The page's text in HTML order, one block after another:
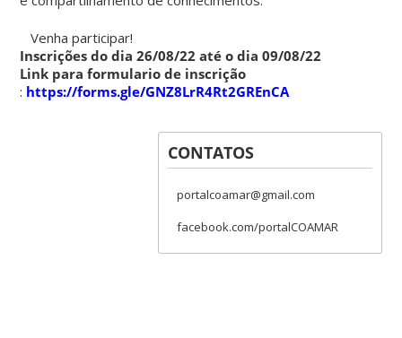
Venha participar!
Inscrições do dia 26/08/22 até o dia 09/08/22
Link para formulario de inscrição
: https://forms.gle/GNZ8LrR4Rt2GREnCA
CONTATOS
portalcoamar@gmail.com
facebook.com/portalCOAMAR